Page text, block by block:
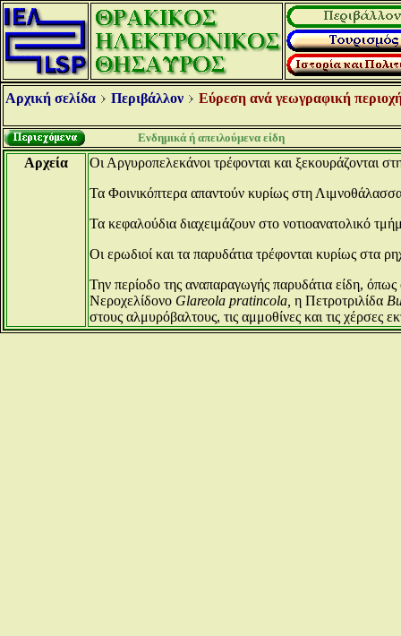
Αρχική σελίδα Περιβάλλον Εύρεση ανά γεωγραφική
Ενδημικά ή απειλούμενα είδη
Αρχεία
Οι Αργυροπελεκάνοι τρέφονται και ξεκουράζονται
Τα Φοινικόπτερα απαντούν κυρίως στη
Τα κεφαλούδια διαχειμάζουν στο νοτιοανατολικό
Οι ερωδιοί και τα παρυδάτια τρέφονται κυρίως στα
Την περίοδο της αναπαραγωγής παρυδάτια είδη,
Νεροχελίδονο Glareola pratincola, η Πετροτριλίδα
στους αλμυρόβαλτους, τις αμμοθίνες και τις χέρσες